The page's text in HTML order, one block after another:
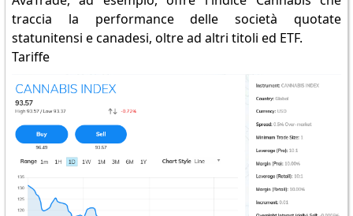
traccia la performance delle società quotate
statunitensi e canadesi, oltre ad altri titoli ed ETF.
Tariffe